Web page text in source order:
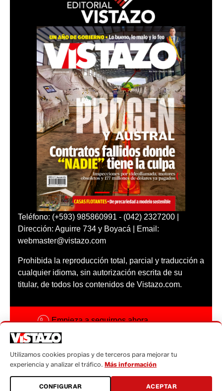
Teléfono: (+593) 985860991 - (042) 2327200 |
Dirección: Aguirre 734 y Boyacá | Email:
webmaster@vistazo.com
Prohibida la reproducción total, parcial y traducción a
cualquier idioma, sin autorización escrita de su
titular, de todos los contenidos de Vistazo.com.
Empieza a seguirnos ahora
Código ética
Sugerencias a:
sugerencias@vistazo.com
Utilizamos cookies propias y de terceros para mejorar tu
experiencia y analizar el tráfico. Más información
CONFIGURAR ACEPTAR